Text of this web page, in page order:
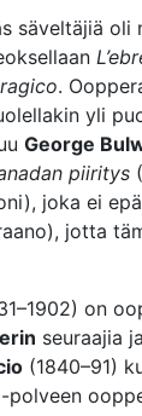
säveltäjiä oli
.
yli
George
piiritys
joka ei
jotta
on
seuraajia ja
(1840­–91)
-polveen